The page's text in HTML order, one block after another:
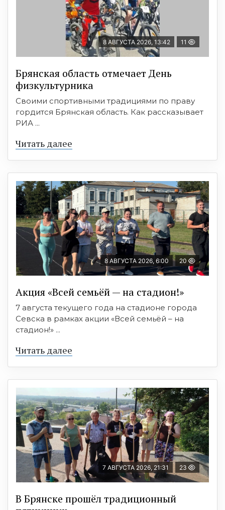
8 АВГУСТА 2026, 13:42 11
Брянская область отмечает День
физкультурника
Своими спортивными традициями по праву
гордится Брянская область. Как рассказывает
РИА ...
Читать далее
8 АВГУСТА 2026, 6:00 20
Акция «Всей семьёй — на стадион!»
7 августа текущего года на стадионе города
Севска в рамках акции «Всей семьёй – на
стадион!» ...
Читать далее
7 АВГУСТА 2026, 21:31 23
В Брянске прошёл традиционный